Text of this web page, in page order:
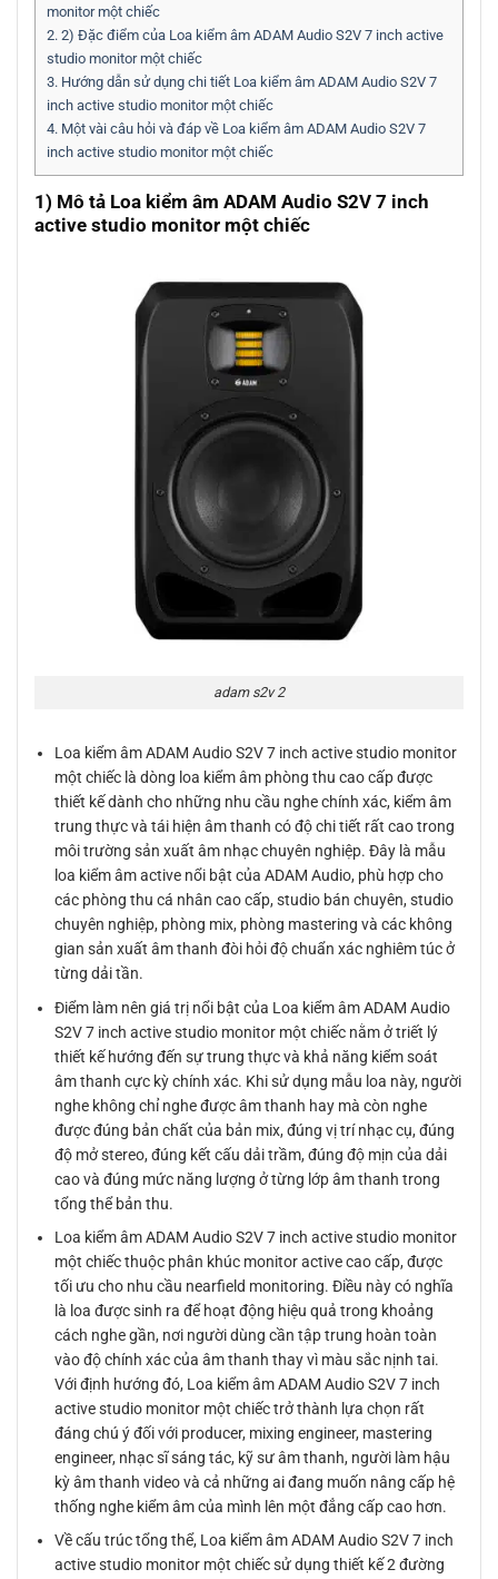
monitor một chiếc
2. 2) Đặc điểm của Loa kiểm âm ADAM Audio S2V 7 inch active
studio monitor một chiếc
3. Hướng dẫn sử dụng chi tiết Loa kiểm âm ADAM Audio S2V 7
inch active studio monitor một chiếc
4. Một vài câu hỏi và đáp về Loa kiểm âm ADAM Audio S2V 7
inch active studio monitor một chiếc
1) Mô tả Loa kiểm âm ADAM Audio S2V 7 inch
active studio monitor một chiếc
adam s2v 2
Loa kiểm âm ADAM Audio S2V 7 inch active studio monitor
một chiếc là dòng loa kiểm âm phòng thu cao cấp được
thiết kế dành cho những nhu cầu nghe chính xác, kiểm âm
trung thực và tái hiện âm thanh có độ chi tiết rất cao trong
môi trường sản xuất âm nhạc chuyên nghiệp. Đây là mẫu
loa kiểm âm active nổi bật của ADAM Audio, phù hợp cho
các phòng thu cá nhân cao cấp, studio bán chuyên, studio
chuyên nghiệp, phòng mix, phòng mastering và các không
gian sản xuất âm thanh đòi hỏi độ chuẩn xác nghiêm túc ở
từng dải tần.
Điểm làm nên giá trị nổi bật của Loa kiểm âm ADAM Audio
S2V 7 inch active studio monitor một chiếc nằm ở triết lý
thiết kế hướng đến sự trung thực và khả năng kiểm soát
âm thanh cực kỳ chính xác. Khi sử dụng mẫu loa này, người
nghe không chỉ nghe được âm thanh hay mà còn nghe
được đúng bản chất của bản mix, đúng vị trí nhạc cụ, đúng
độ mở stereo, đúng kết cấu dải trầm, đúng độ mịn của dải
cao và đúng mức năng lượng ở từng lớp âm thanh trong
tổng thể bản thu.
Loa kiểm âm ADAM Audio S2V 7 inch active studio monitor
một chiếc thuộc phân khúc monitor active cao cấp, được
tối ưu cho nhu cầu nearfield monitoring. Điều này có nghĩa
là loa được sinh ra để hoạt động hiệu quả trong khoảng
cách nghe gần, nơi người dùng cần tập trung hoàn toàn
vào độ chính xác của âm thanh thay vì màu sắc nịnh tai.
Với định hướng đó, Loa kiểm âm ADAM Audio S2V 7 inch
active studio monitor một chiếc trở thành lựa chọn rất
đáng chú ý đối với producer, mixing engineer, mastering
engineer, nhạc sĩ sáng tác, kỹ sư âm thanh, người làm hậu
kỳ âm thanh video và cả những ai đang muốn nâng cấp hệ
thống nghe kiểm âm của mình lên một đẳng cấp cao hơn.
Về cấu trúc tổng thể, Loa kiểm âm ADAM Audio S2V 7 inch
active studio monitor một chiếc sử dụng thiết kế 2 đường